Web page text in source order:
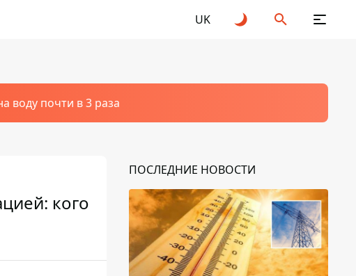
UK
воду почти в 3 раза
кого
ПОСЛЕДНИЕ НОВОСТИ